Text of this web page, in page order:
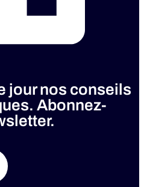
jour nos conseils
Abonnez-